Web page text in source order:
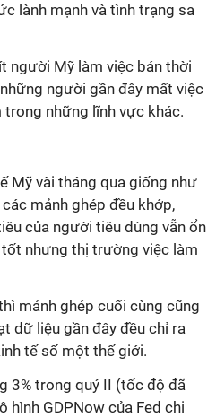
lành mạnh và tình trạng sa
người Mỹ làm việc bán thời
người gần đây mất việc
những lĩnh vực khác.
Mỹ vài tháng qua giống như
mảnh ghép đều khớp,
của người tiêu dùng vẫn ổn
nhưng thị trường việc làm
mảnh ghép cuối cùng cũng
dữ liệu gần đây đều chỉ ra
tế số một thế giới.
3% trong quý II (tốc độ đã
hình GDPNow của Fed chi